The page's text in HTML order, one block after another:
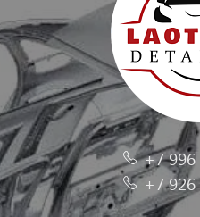
+7
+7